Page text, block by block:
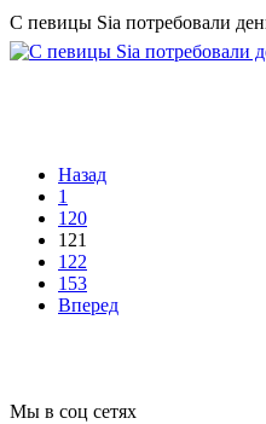
С певицы Sia потребовали
Назад
1
120
121
122
153
Вперед
Мы в соц сетях